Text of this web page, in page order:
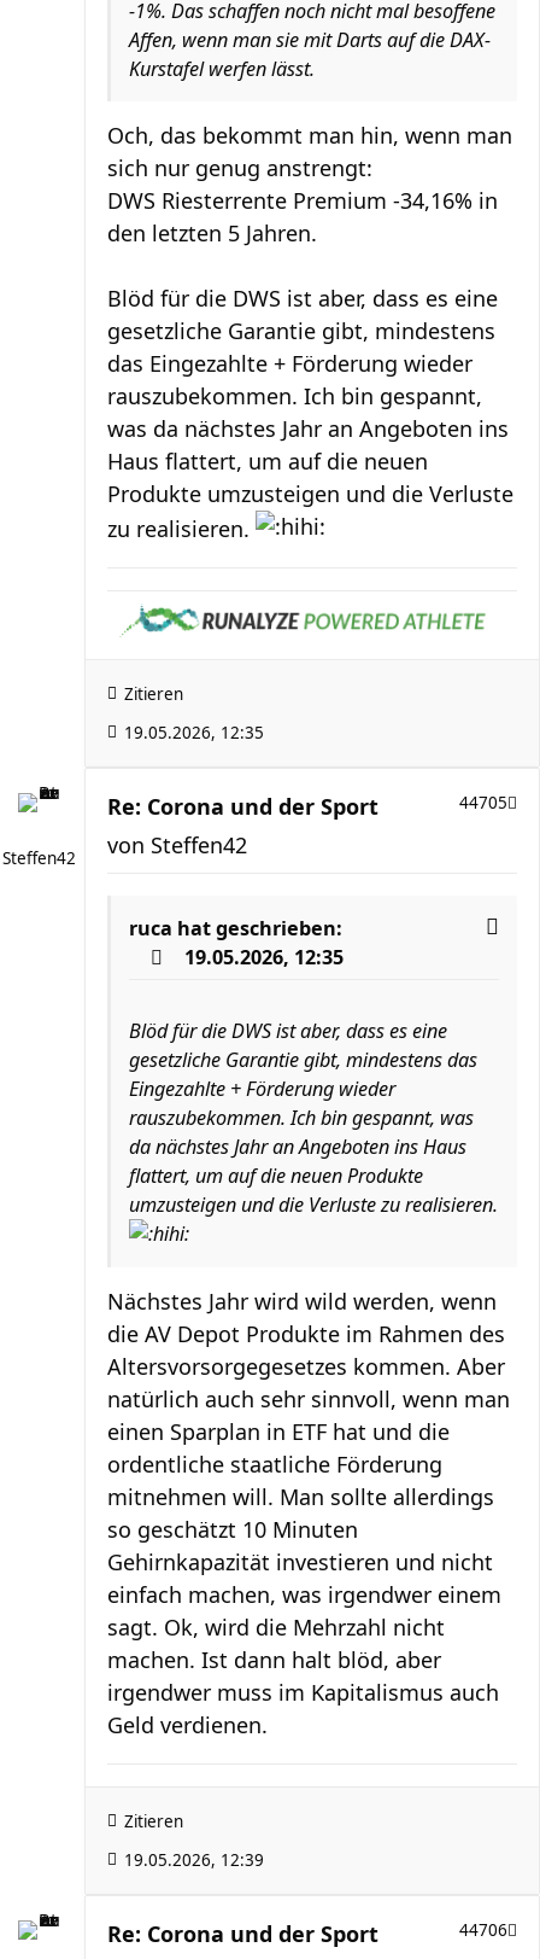
-1%. Das schaffen noch nicht mal besoffene
Affen, wenn man sie mit Darts auf die DAX-
Kurstafel werfen lässt.
Och, das bekommt man hin, wenn man
sich nur genug anstrengt:
DWS Riesterrente Premium -34,16% in
den letzten 5 Jahren.
Blöd für die DWS ist aber, dass es eine
gesetzliche Garantie gibt, mindestens
das Eingezahlte + Förderung wieder
rauszubekommen. Ich bin gespannt,
was da nächstes Jahr an Angeboten ins
Haus flattert, um auf die neuen
Produkte umzusteigen und die Verluste
zu realisieren.
Zitieren
19.05.2026, 12:35
Steffen42
Re: Corona und der Sport 44705
von Steffen42
ruca hat geschrieben:
19.05.2026, 12:35
Blöd für die DWS ist aber, dass es eine
gesetzliche Garantie gibt, mindestens das
Eingezahlte + Förderung wieder
rauszubekommen. Ich bin gespannt, was
da nächstes Jahr an Angeboten ins Haus
flattert, um auf die neuen Produkte
umzusteigen und die Verluste zu realisieren.
Nächstes Jahr wird wild werden, wenn
die AV Depot Produkte im Rahmen des
Altersvorsorgegesetzes kommen. Aber
natürlich auch sehr sinnvoll, wenn man
einen Sparplan in ETF hat und die
ordentliche staatliche Förderung
mitnehmen will. Man sollte allerdings
so geschätzt 10 Minuten
Gehirnkapazität investieren und nicht
einfach machen, was irgendwer einem
sagt. Ok, wird die Mehrzahl nicht
machen. Ist dann halt blöd, aber
irgendwer muss im Kapitalismus auch
Geld verdienen.
Zitieren
19.05.2026, 12:39
Re: Corona und der Sport 44706